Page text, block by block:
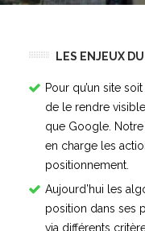
LES ENJEUX
Pour qu’un site
de le rendre
que Google. Notre
en charge les
positionnement.
Aujourd’hui les
position dans ses
via différents